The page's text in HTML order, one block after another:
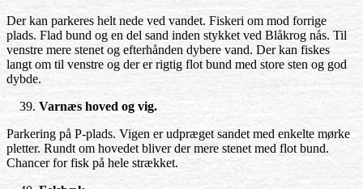
Der kan parkeres helt nede ved vandet. Fiskeri om mod forrige
plads. Flad bund og en del sand inden stykket ved Blåkrog nås. Til
venstre mere stenet og efterhånden dybere vand. Der kan fiskes
langt om til venstre og der er rigtig flot bund med store sten og god
dybde.
Varnæs hoved og vig.
Parkering på P-plads. Vigen er udpræget sandet med enkelte mørke
pletter. Rundt om hovedet bliver der mere stenet med flot bund.
Chancer for fisk på hele strækket.